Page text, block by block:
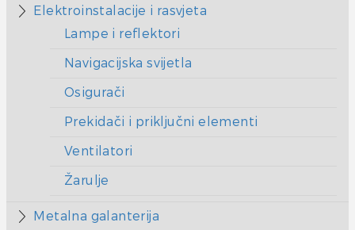
Elektroinstalacije i rasvjeta
Lampe i reflektori
Navigacijska svijetla
Osigurači
Prekidači i priključni elementi
Ventilatori
Žarulje
Metalna galanterija